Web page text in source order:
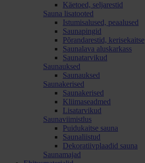
Käetoed, seljarestid
Sauna lisatooted
Istumisalused, peaalused
Saunapingid
Põrandarestid, kerisekaitse
Saunalava aluskarkass
Saunatarvikud
Saunauksed
Saunauksed
Saunakerised
Saunakerised
Kliimaseadmed
Lisatarvikud
Saunaviimistlus
Puidukaitse sauna
Saunaliistud
Dekoratiivplaadid sauna
Saunamajad